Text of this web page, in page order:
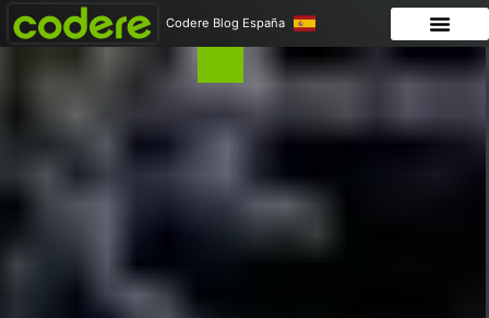
Codere Blog España